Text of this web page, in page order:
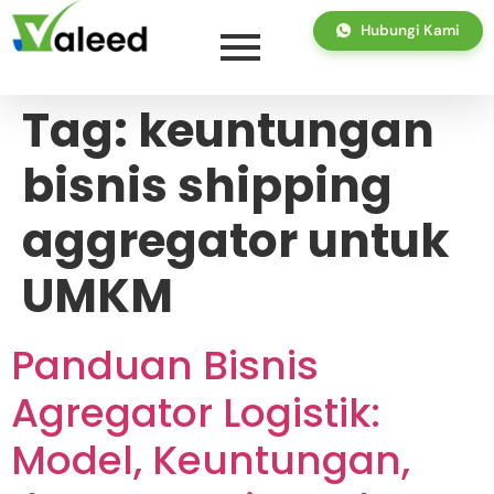
Hubungi Kami
Tag: keuntungan
bisnis shipping
aggregator untuk
UMKM
Panduan Bisnis
Agregator Logistik:
Model, Keuntungan,